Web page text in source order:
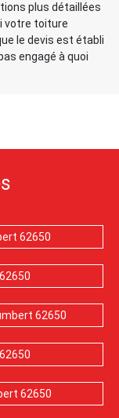
plus détaillées
votre toiture
le devis est établi
engagé à quoi
62650
62650
62650